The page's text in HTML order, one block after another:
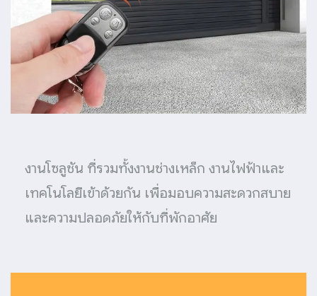
งานโซลูชัน ที่รวมทั้งงานช่างเหล็ก งานไฟฟ้าและ
เทคโนโลยีเข้าด้วยกัน เพื่อมอบความสะดวกสบาย
และความปลอดภัยให้กับที่พักอาศัย